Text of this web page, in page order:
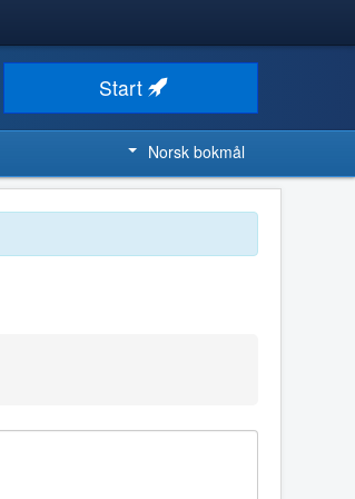
Start
Norsk bokmål